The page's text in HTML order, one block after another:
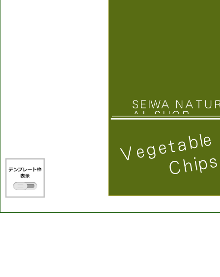
V egetable
Chips
S E IWA N A T U
A L SHOP